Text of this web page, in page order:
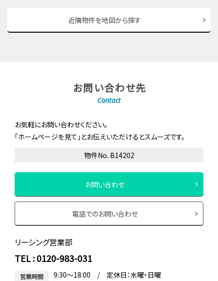
近隣物件を地図から探す
お問い合わせ先
Contact
お気軽にお問い合わせください。
「ホームページを見て」とお伝えいただけるとスムーズです。
物件No. B14202
お問い合わせ
電話でのお問い合わせ
リーシング営業部
TEL : 0120-983-031
営業時間 9:30～18:00 / 定休日：水曜・日曜